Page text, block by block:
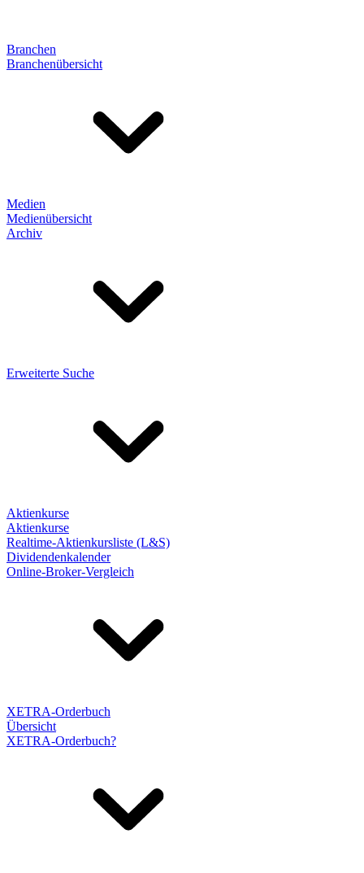
Branchen
Branchenübersicht
Medien
Medienübersicht
Archiv
Erweiterte Suche
Aktienkurse
Aktienkurse
Realtime-Aktienkursliste (L&S)
Dividendenkalender
Online-Broker-Vergleich
XETRA-Orderbuch
Übersicht
XETRA-Orderbuch?